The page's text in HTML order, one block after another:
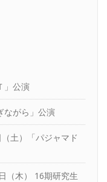
」公演
ながら」公演
土）「パジャマド
（木） 16期研究生